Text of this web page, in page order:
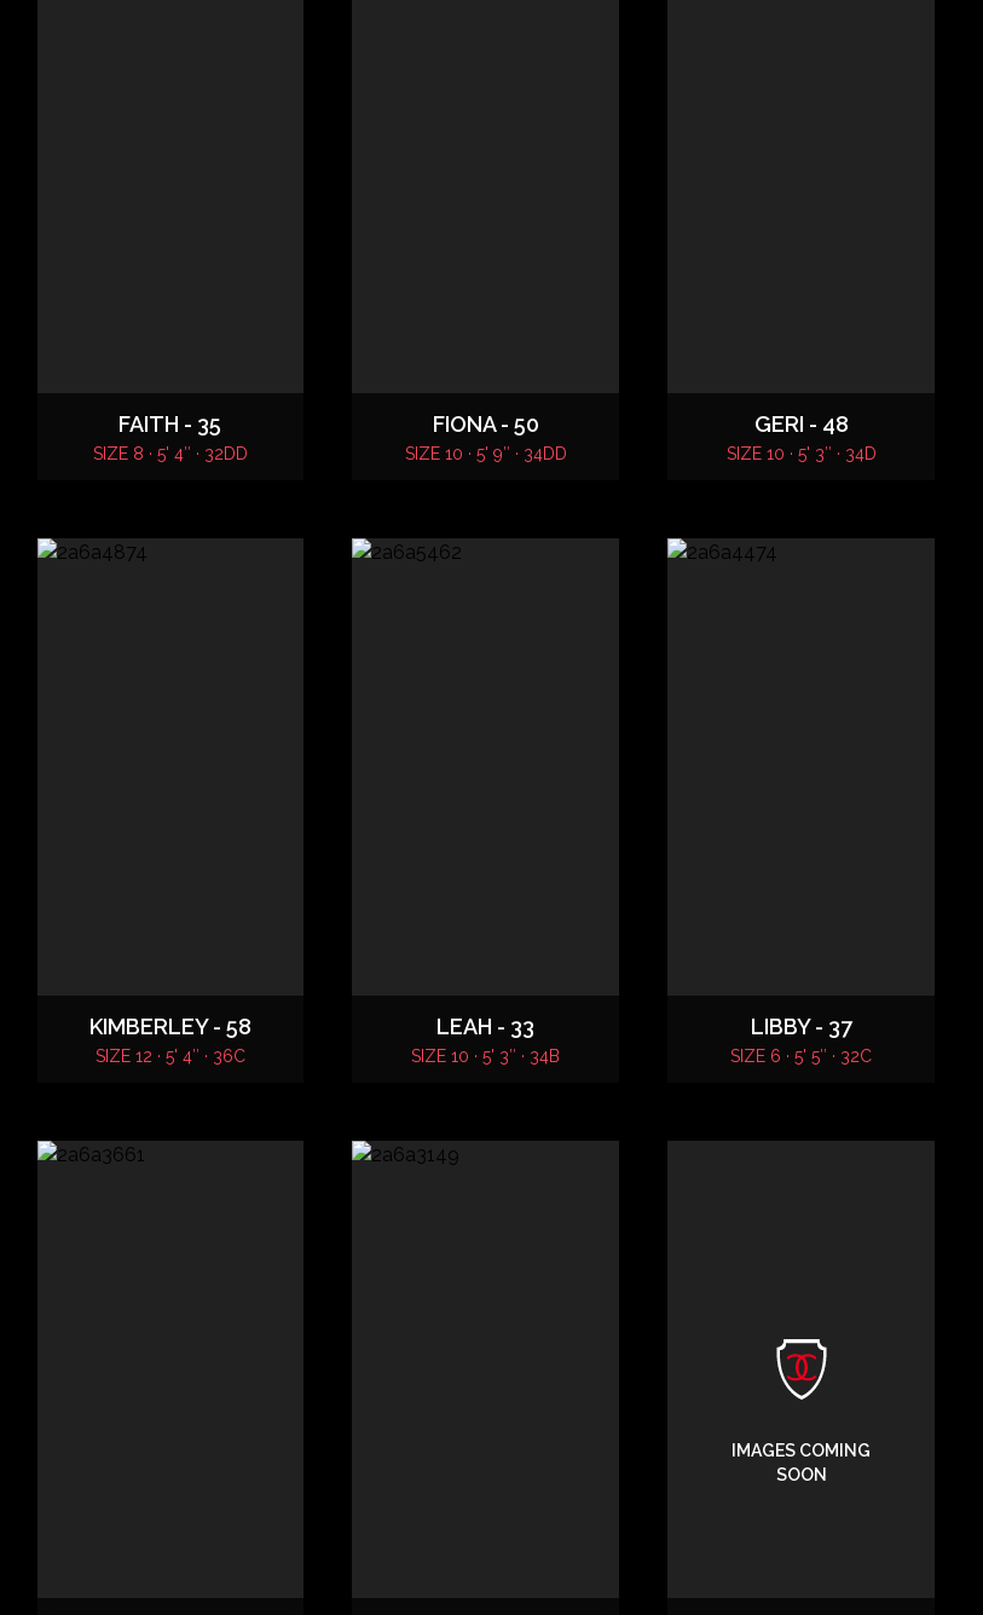
FAITH - 35
SIZE 8 · 5' 4″ · 32DD
FIONA - 50
SIZE 10 · 5' 9″ · 34DD
GERI - 48
SIZE 10 · 5' 3″ · 34D
KIMBERLEY - 58
SIZE 12 · 5' 4″ · 36C
LEAH - 33
SIZE 10 · 5' 3″ · 34B
LIBBY - 37
SIZE 6 · 5' 5″ · 32C
IMAGES COMING
SOON